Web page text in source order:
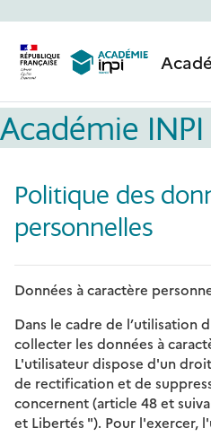
Académie INPI
Politique des
personnelles
Données à caractère
Dans le cadre de l’utilisation
collecter les données à
L'utilisateur dispose d'un
de rectification et de
concernent (article 48 et
et Libertés "). Pour l'exercer,